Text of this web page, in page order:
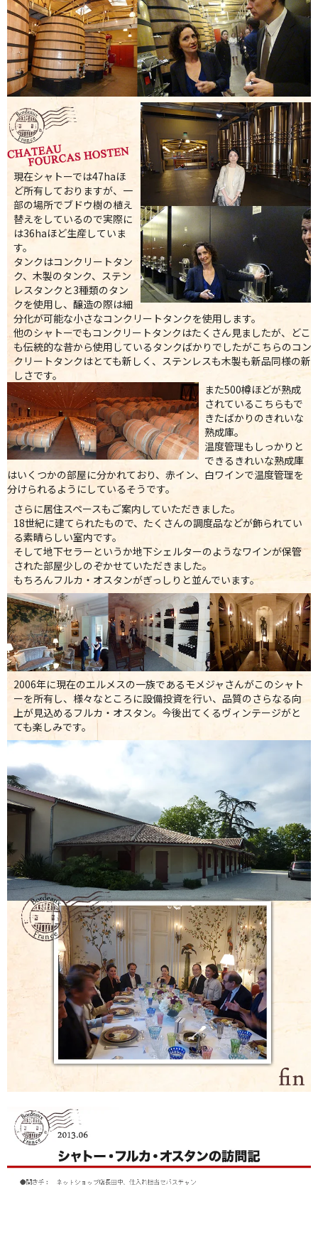
現在シャトーでは47haほ
ど所有しておりますが、一
部の場所でブドウ樹の植え
替えをしているので実際に
は36haほど生産していま
す。
タンクはコンクリートタン
ク、木製のタンク、ステン
レスタンクと3種類のタン
クを使用し、醸造の際は細
分化が可能な小さなコンクリートタンクを使用します。
他のシャトーでもコンクリートタンクはたくさん見ましたが、どこ
も伝統的な昔から使用しているタンクばかりでしたがこちらのコン
クリートタンクはとても新しく、ステンレスも木製も新品同様の新
しさです。
また500樽ほどが熟成
されているこちらもで
きたばかりのきれいな
熟成庫。
温度管理もしっかりと
できるきれいな熟成庫
はいくつかの部屋に分かれており、赤イン、白ワインで温度管理を
分けられるようにしているそうです。
さらに居住スペースもご案内していただきました。
18世紀に建てられたもので、たくさんの調度品などが飾られてい
る素晴らしい室内です。
そして地下セラーというか地下シェルターのようなワインが保管
された部屋少しのぞかせていただきました。
もちろんフルカ・オスタンがぎっしりと並んでいます。
2006年に現在のエルメスの一族であるモメジャさんがこのシャト
ーを所有し、様々なところに設備投資を行い、品質のさらなる向
上が見込めるフルカ・オスタン。今後出てくるヴィンテージがと
ても楽しみです。